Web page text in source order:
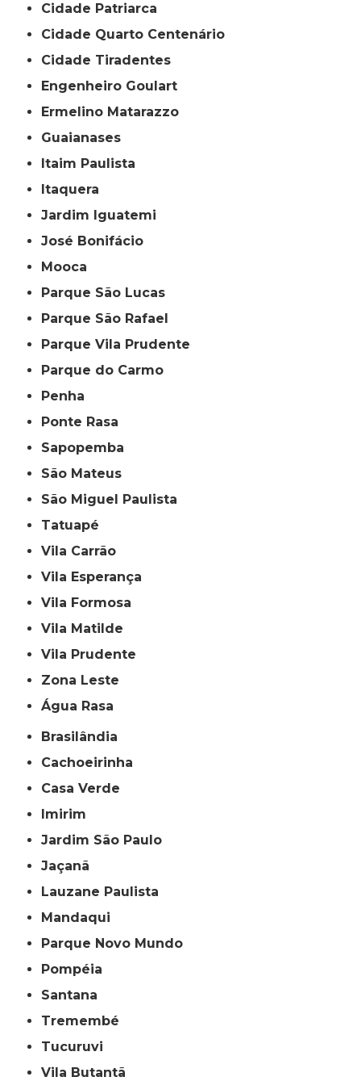
Cidade Patriarca
Cidade Quarto Centenário
Cidade Tiradentes
Engenheiro Goulart
Ermelino Matarazzo
Guaianases
Itaim Paulista
Itaquera
Jardim Iguatemi
José Bonifácio
Mooca
Parque São Lucas
Parque São Rafael
Parque Vila Prudente
Parque do Carmo
Penha
Ponte Rasa
Sapopemba
São Mateus
São Miguel Paulista
Tatuapé
Vila Carrão
Vila Esperança
Vila Formosa
Vila Matilde
Vila Prudente
Zona Leste
Água Rasa
Brasilândia
Cachoeirinha
Casa Verde
Imirim
Jardim São Paulo
Jaçanã
Lauzane Paulista
Mandaqui
Parque Novo Mundo
Pompéia
Santana
Tremembé
Tucuruvi
Vila Butantã